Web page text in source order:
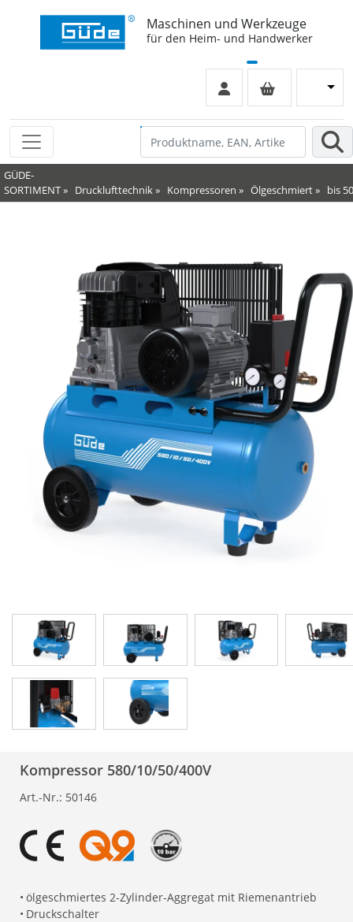
Maschinen und Werkzeuge
für den Heim- und Handwerker
GÜDE-
SORTIMENT» Drucklufttechnik» Kompressoren » Ölgeschmiert» bis
Kompressor 580/10/50/400V
Art.-Nr.: 50146
• ölgeschmiertes 2-Zylinder-Aggregat mit Riemenantrieb
• Druckschalter